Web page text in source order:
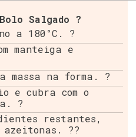
Salgado ?
a 180°C. ?
manteiga e
massa na forma. ?
e cubra com o
?
restantes,
azeitonas. ??